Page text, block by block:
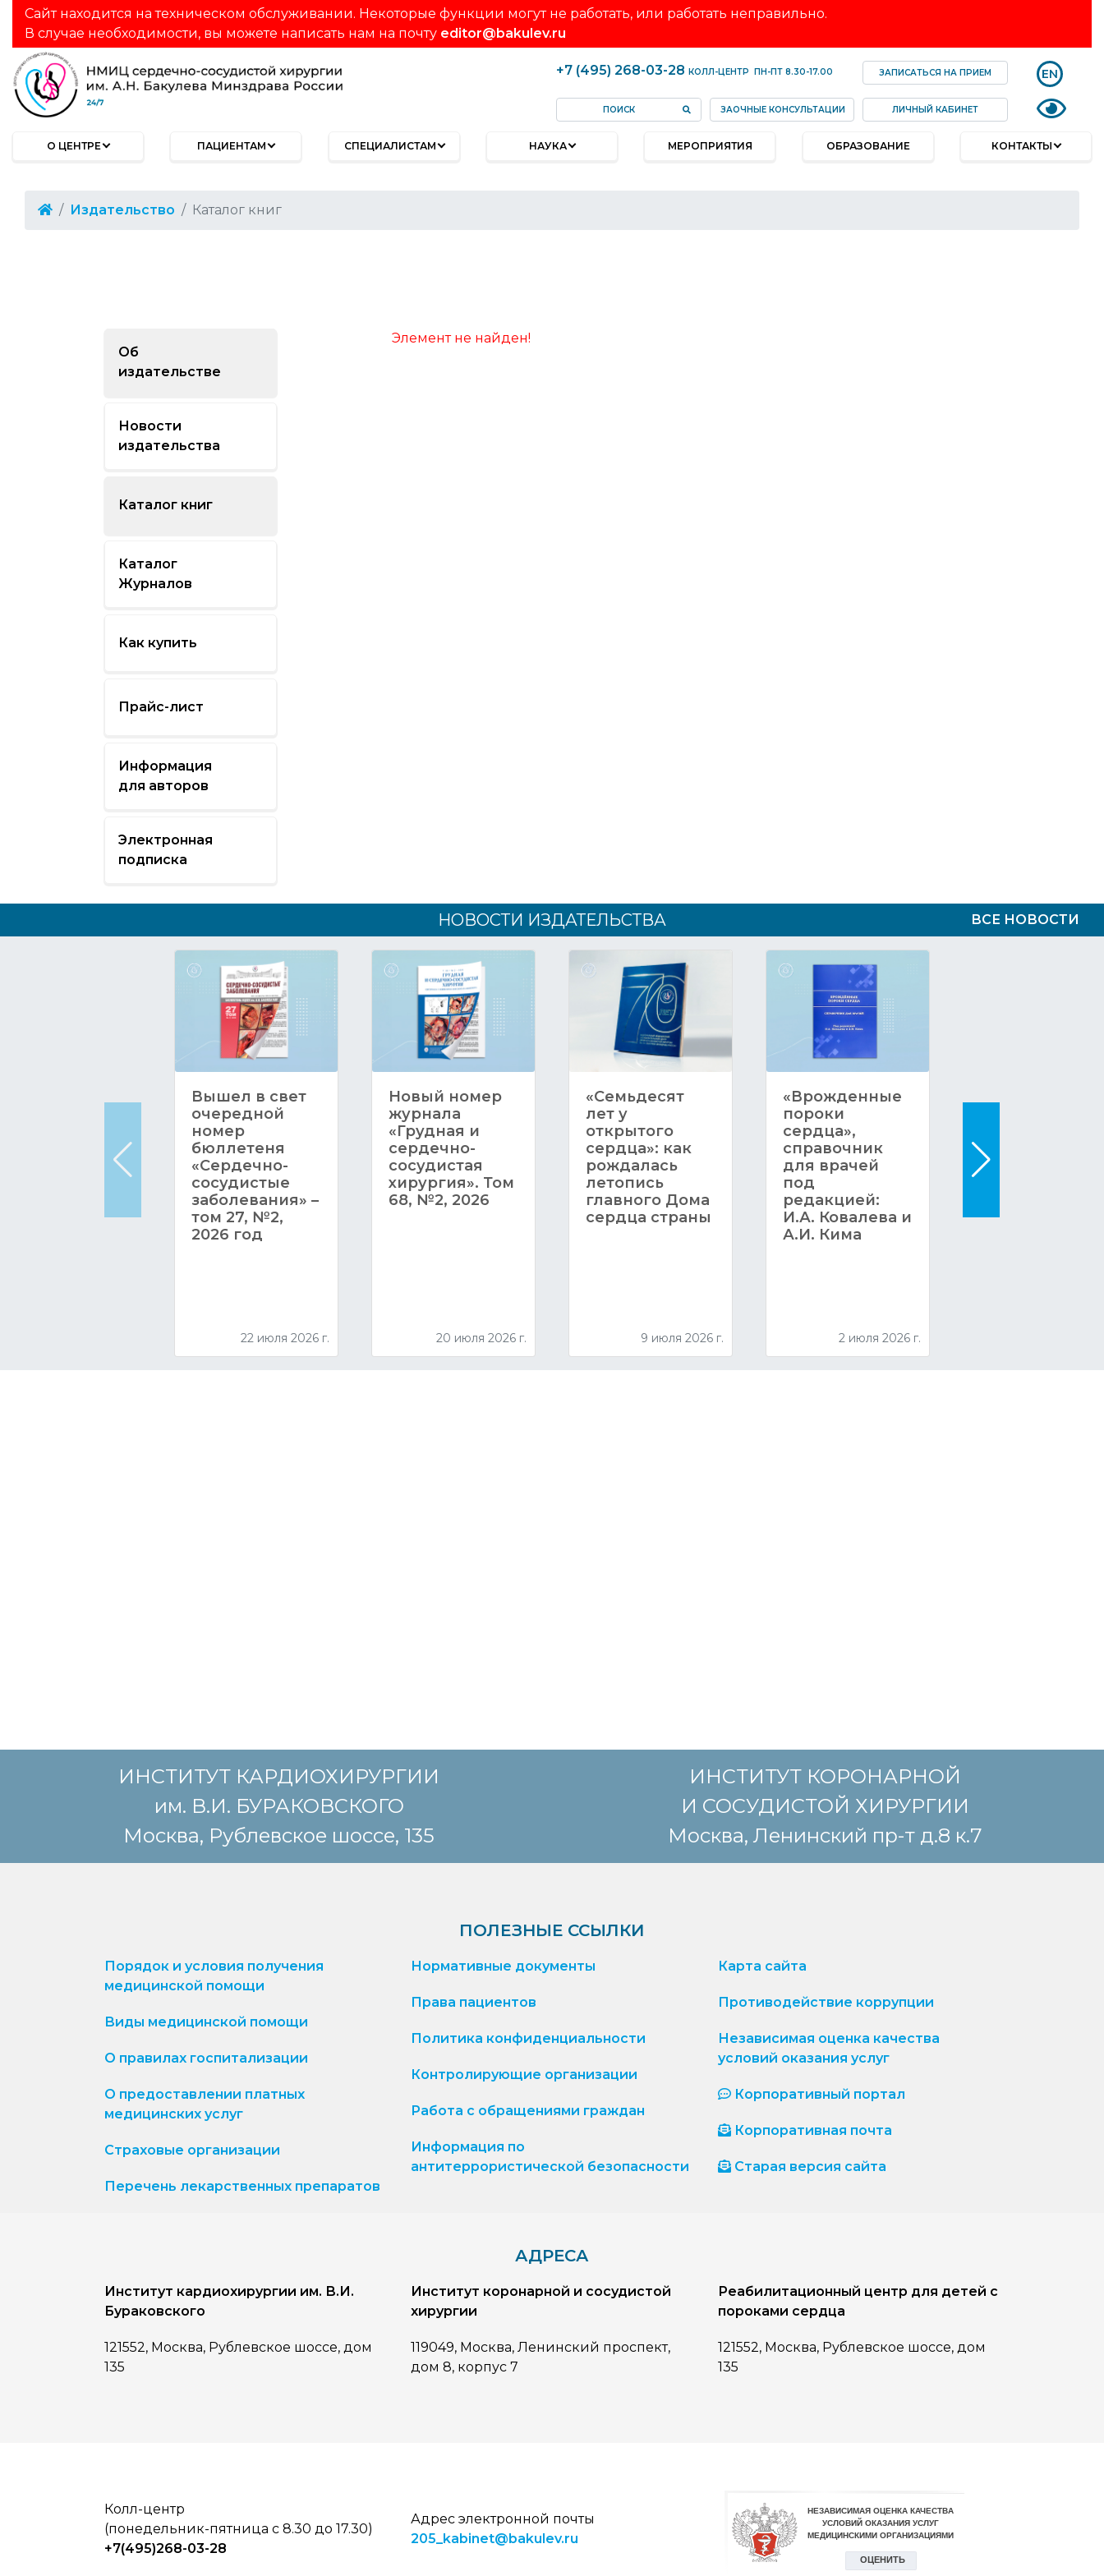
Сайт находится на техническом обслуживании. Некоторые функции могут не работать, или работать неправильно.
В случае необходимости, вы можете написать нам на почту editor@bakulev.ru
+7 (495) 268-03-28 КОЛЛ-ЦЕНТР ПН-ПТ 8.30-17.00 ЗАПИСАТЬСЯ НА ПРИЕМ
ЗАОЧНЫЕ КОНСУЛЬТАЦИИ ЛИЧНЫЙ КАБИНЕТ
EN
О ЦЕНТРЕ ПАЦИЕНТАМ СПЕЦИАЛИСТАМ НАУКА МЕРОПРИЯТИЯ ОБРАЗОВАНИЕ КОНТАКТЫ
Издательство Каталог книг
Об
издательстве
Новости
издательства
Каталог книг
Каталог
Журналов
Как купить
Прайс-лист
Информация
для авторов
Электронная
подписка
Элемент не найден!
НОВОСТИ ИЗДАТЕЛЬСТВА ВСЕ НОВОСТИ
Вышел в свет
очередной
номер
бюллетеня
«Сердечно-
сосудистые
заболевания» –
том 27, №2,
2026 год
22 июля 2026 г.
Новый номер
журнала
«Грудная и
сердечно-
сосудистая
хирургия». Том
68, №2, 2026
20 июля 2026 г.
«Семьдесят
лет у
открытого
сердца»: как
рождалась
летопись
главного Дома
сердца страны
9 июля 2026 г.
«Врожденные
пороки
сердца»,
справочник
для врачей
под
редакцией:
И.А. Ковалева и
А.И. Кима
2 июля 2026 г.
руководство
по
ИНСТИТУТ КАРДИОХИРУРГИИ
им. В.И. БУРАКОВСКОГО
Москва, Рублевское шоссе, 135
ИНСТИТУТ КОРОНАРНОЙ
И СОСУДИСТОЙ ХИРУРГИИ
Москва, Ленинский пр-т д.8 к.7
ПОЛЕЗНЫЕ ССЫЛКИ
Порядок и условия получения
медицинской помощи
Виды медицинской помощи
О правилах госпитализации
О предоставлении платных
медицинских услуг
Страховые организации
Перечень лекарственных препаратов
Нормативные документы
Права пациентов
Политика конфиденциальности
Контролирующие организации
Работа с обращениями граждан
Информация по
антитеррористической безопасности
Карта сайта
Противодействие коррупции
Независимая оценка качества
условий оказания услуг
Корпоративный портал
Корпоративная почта
Старая версия сайта
АДРЕСА
Институт кардиохирургии им. В.И.
Бураковского
121552, Москва, Рублевское шоссе, дом
135
Институт коронарной и сосудистой
хирургии
119049, Москва, Ленинский проспект,
дом 8, корпус 7
Реабилитационный центр для детей с
пороками сердца
121552, Москва, Рублевское шоссе, дом
135
Колл-центр
(понедельник-пятница с 8.30 до 17.30)
+7(495)268-03-28
Адрес электронной почты
205_kabinet@bakulev.ru